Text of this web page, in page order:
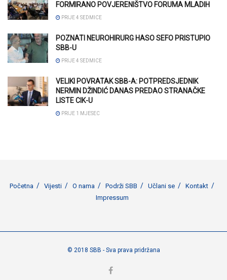
FORMIRANO POVJERENIŠTVO FORUMA MLADIH
PRIJE 4 SEDMICE
POZNATI NEUROHIRURG HASO SEFO PRISTUPIO
SBB-U
PRIJE 4 SEDMICE
VELIKI POVRATAK SBB-A: POTPREDSJEDNIK
NERMIN DŽINDIĆ DANAS PREDAO STRANAČKE
LISTE CIK-U
PRIJE 1 MJESEC
Početna Vijesti O nama Podrži SBB Učlani se
Kontakt
Impressum
© 2018 SBB - Sva prava pridržana